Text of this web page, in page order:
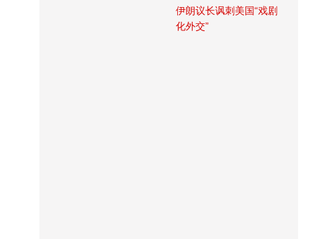
伊朗议长讽刺美国“戏剧
化外交”